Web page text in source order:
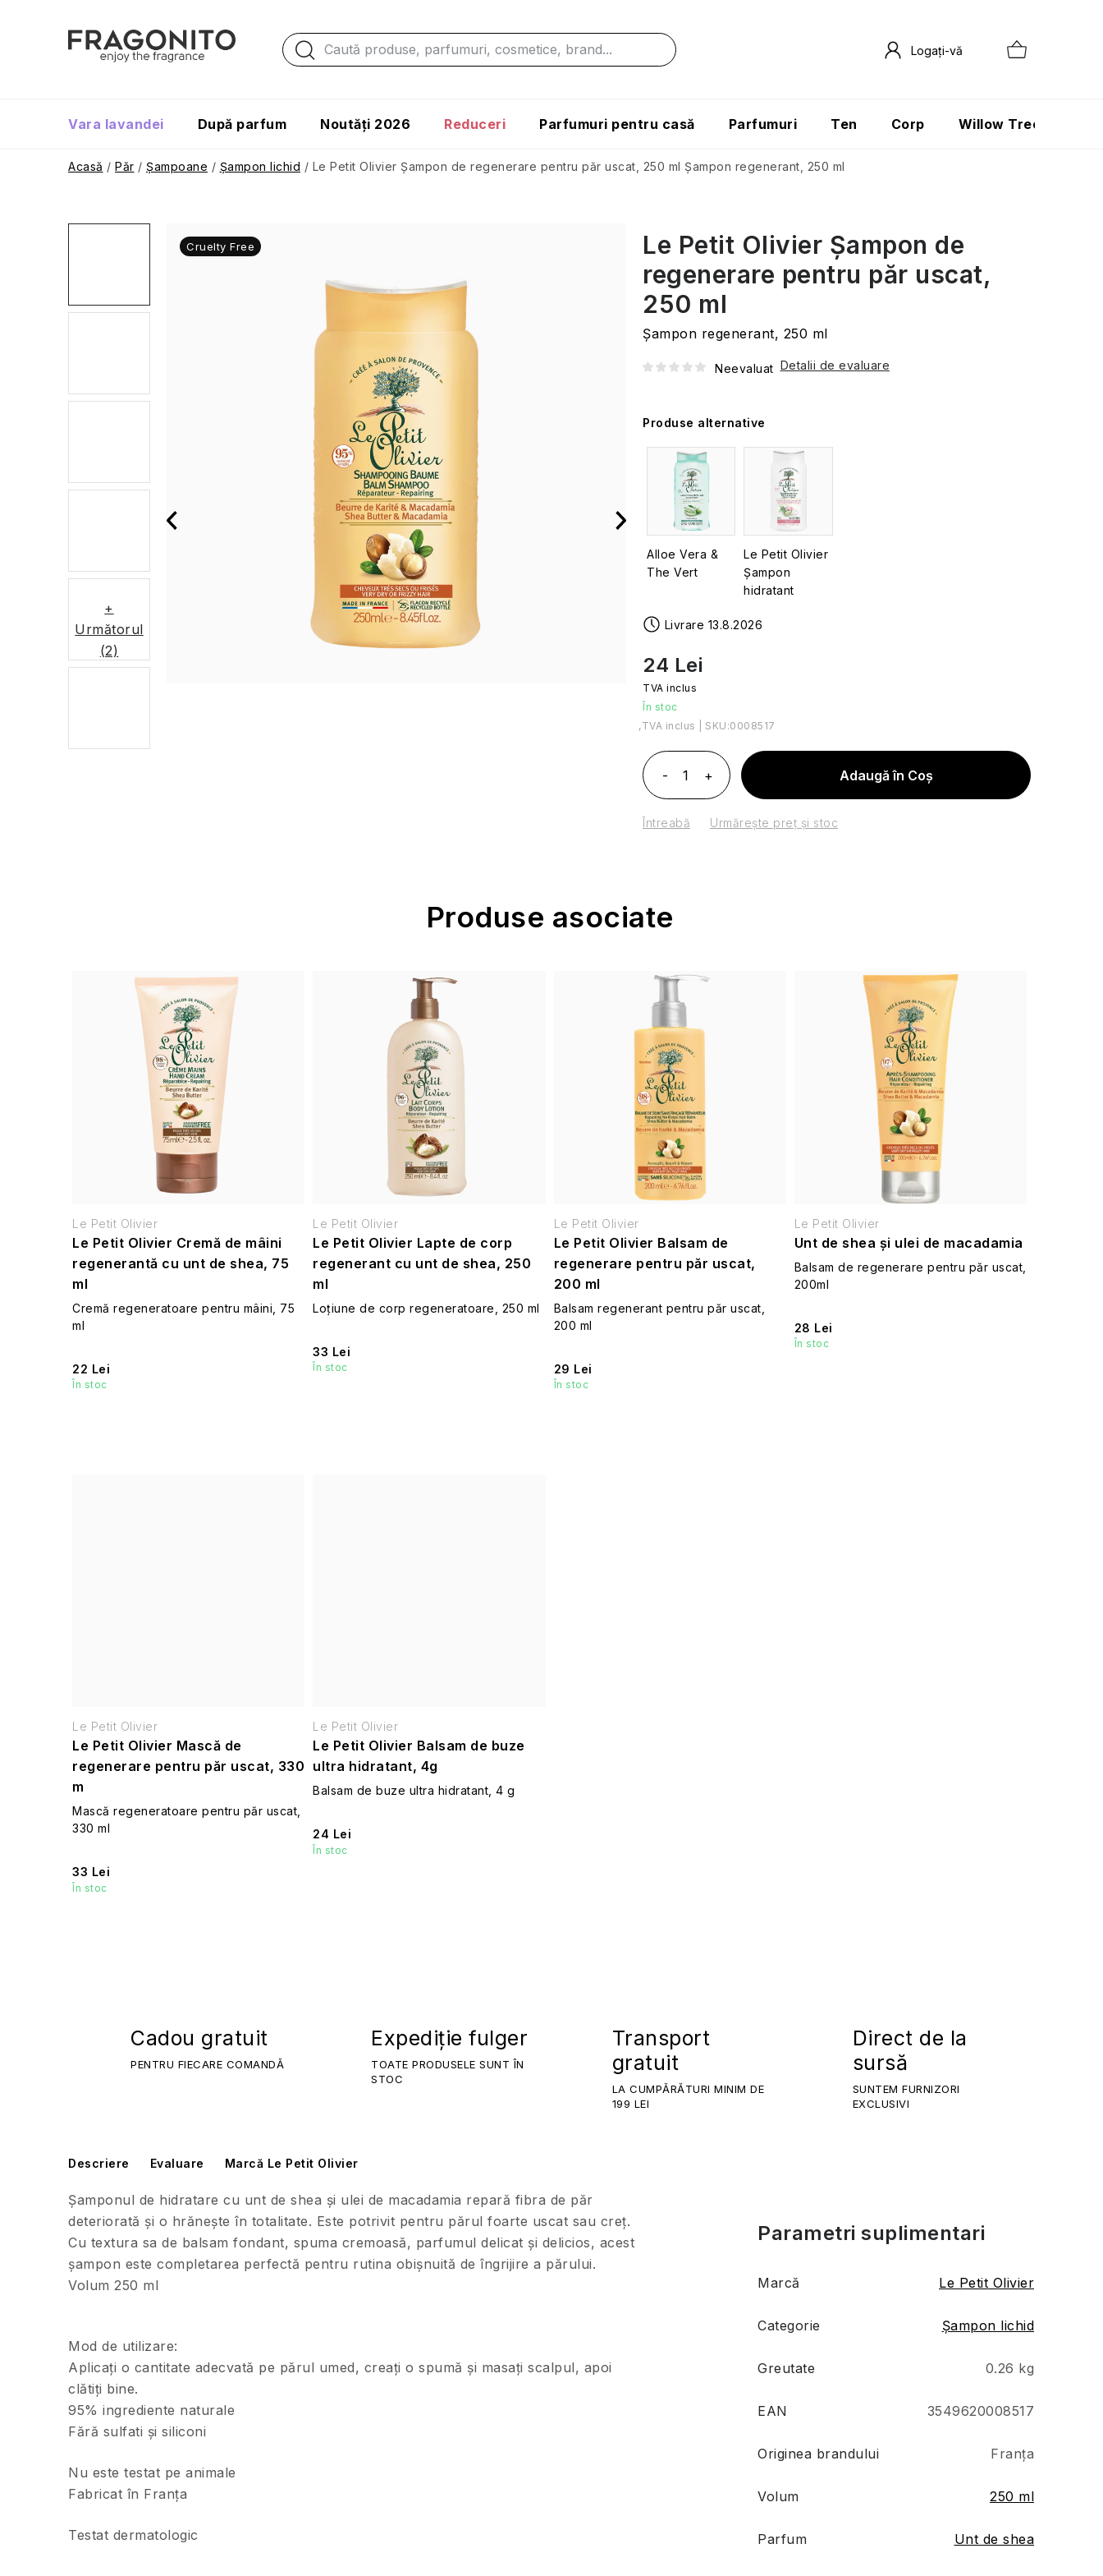
Vara lavandei După parfum Noutăți 2026 Reduceri Parfumuri pentru casă Parfumuri Ten Corp Willow Tree
Acasă / Păr / Șampoane / Șampon lichid / Le Petit Olivier Șampon de regenerare pentru păr uscat, 250 ml Șampon regenerant, 250 ml
+
Următorul
(2)
Le Petit Olivier Șampon de
regenerare pentru păr uscat,
250 ml
Șampon regenerant, 250 ml
Neevaluat Detalii de evaluare
Produse alternative
Alloe Vera &
The Vert
Le Petit Olivier
Șampon
hidratant
normall, 250 ml
13.8.2026
24 Lei
În stoc
Evaluare preţ:SKU:0008517
Adaugă în Coş
Întreabă Urmărește preț și stoc
Cruelty Free
Produse asociate
Le Petit Olivier Cremă de mâini
regenerantă cu unt de shea, 75
ml
Cremă regeneratoare pentru mâini, 75
ml
22 Lei
În stoc
Le Petit Olivier
Le Petit Olivier Lapte de corp
regenerant cu unt de shea, 250
ml
Loțiune de corp regeneratoare, 250 ml
33 Lei
În stoc
Le Petit Olivier
Le Petit Olivier Balsam de
regenerare pentru păr uscat,
200 ml
Balsam regenerant pentru păr uscat,
200 ml
29 Lei
În stoc
Le Petit Olivier
Unt de shea și ulei de macadamia
Balsam de regenerare pentru păr uscat,
200ml
28 Lei
În stoc
Le Petit Olivier
Le Petit Olivier Mască de
regenerare pentru păr uscat, 330
m
Mască regeneratoare pentru păr uscat,
330 ml
33 Lei
În stoc
Le Petit Olivier
Le Petit Olivier Balsam de buze
ultra hidratant, 4g
Balsam de buze ultra hidratant, 4 g
24 Lei
În stoc
Le Petit Olivier
Cadou gratuit
PENTRU FIECARE COMANDĂ
Expediție fulger
TOATE PRODUSELE SUNT ÎN
STOC
Transport
gratuit
LA CUMPĂRĂTURI MINIM DE
199 LEI
Direct de la
sursă
SUNTEM FURNIZORI
EXCLUSIVI
Descriere Evaluare Marcă Le Petit Olivier
Șamponul de hidratare cu unt de shea și ulei de macadamia repară fibra de păr
deteriorată și o hrănește în totalitate. Este potrivit pentru părul foarte uscat sau creț.
Cu textura sa de balsam fondant, spuma cremoasă, parfumul delicat și delicios, acest
șampon este completarea perfectă pentru rutina obișnuită de îngrijire a părului.
Volum 250 ml
Mod de utilizare:
Aplicați o cantitate adecvată pe părul umed, creați o spumă și masați scalpul, apoi
clătiți bine.
95% ingrediente naturale
Fără sulfati și siliconi
Nu este testat pe animale
Fabricat în Franța
Testat dermatologic
Parametri suplimentari
Marcă Le Petit Olivier
Categorie Șampon lichid
Greutate 0.26 kg
EAN 3549620008517
Originea brandului Franța
Volum 250 ml
Parfum Unt de shea